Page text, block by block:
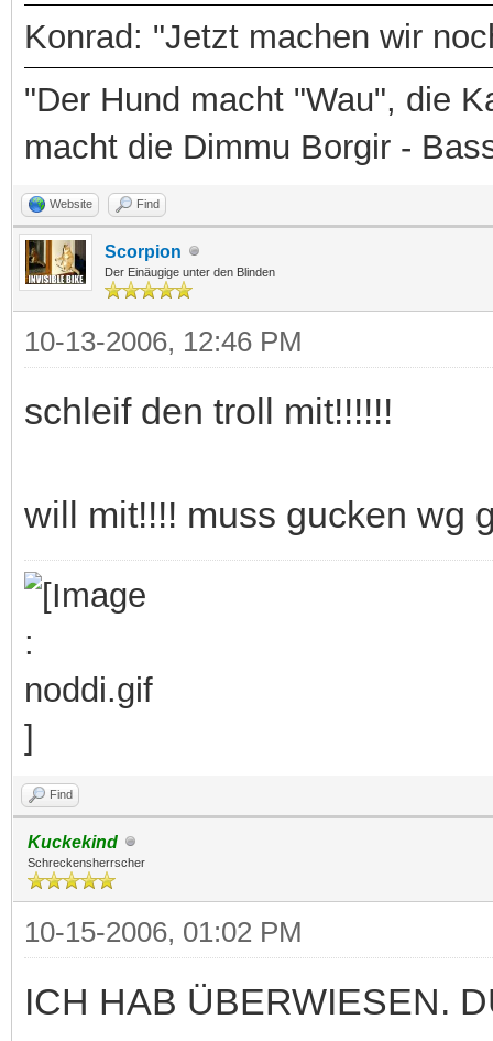
Konrad: "Jetzt machen wir
"Der Hund macht "Wau", die
macht die Dimmu Borgir -
Website Find
Scorpion
Der Einäugige unter den Blinden
10-13-2006, 12:46 PM
schleif den troll mit!!!!!!
will mit!!!! muss gucken wg
Find
Kuckekind
Schreckensherrscher
10-15-2006, 01:02 PM
ICH HAB ÜBERWIESEN.